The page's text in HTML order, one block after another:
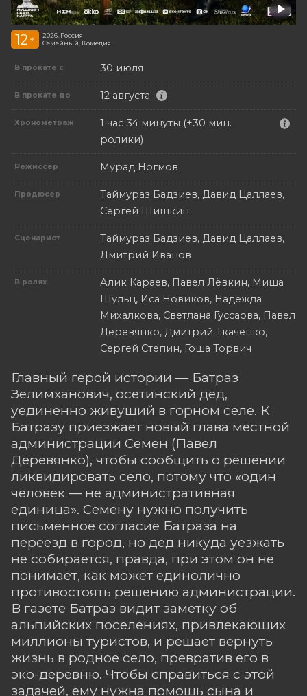
12 +
2026, Россия
Семейный, Комедия
В прокате с 30 июля
В прокате до 12 августа
Хронометраж
1 час 34 минуты (+30 мин.
ролики)
Режиссер Мурад Ногмов
Продюсер
Таймураз Бадзиев, Давид Цаллаев,
Сергей Шишкин
Сценарист
Таймураз Бадзиев, Давид Цаллаев,
Дмитрий Иванов
В ролях
Алик Караев, Павел Лёвкин, Миша
Шульц, Иса Новиков, Надежда
Михалкова, Светлана Гуссаова, Павел
Деревянко, Дмитрий Ткаченко,
Сергей Степин, Гоша Торвич
Главный герой истории — Батраз
Зелимханович, осетинский дед,
уединенно живущий в горном селе. К
Батразу приезжает новый глава местной
администрации Семен (Павел
Деревянко), чтобы сообщить о решении
ликвидировать село, потому что «один
человек — не административная
единица». Семену нужно получить
письменное согласие Батраза на
переезд в город, но дед никуда уезжать
не собирается, правда, при этом он не
понимает, как может единолично
противостоять решению администрации.
В газете Батраз видит заметку об
альпийских поселениях, привлекающих
миллионы туристов, и решает вернуть
жизнь в родное село, превратив его в
эко-деревню. Чтобы справиться с этой
задачей, ему нужна помощь сына и